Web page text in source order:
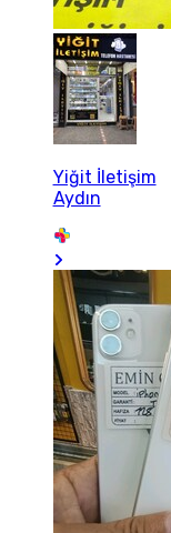
Yiğit İletişim
Aydın